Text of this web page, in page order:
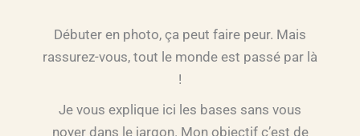
Débuter en photo, ça peut faire peur. Mais
rassurez-vous, tout le monde est passé par là
!
Je vous explique ici les bases sans vous
noyer dans le jargon. Mon objectif c’est de